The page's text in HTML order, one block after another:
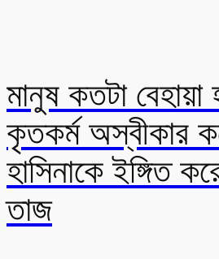
মানুষ কতটা বেহায়া
কৃতকর্ম অস্বীকার
হাসিনাকে ইঙ্গিত
তাজ